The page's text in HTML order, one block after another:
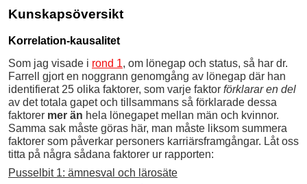
Kunskapsöversikt
Korrelation-kausalitet
Som jag visade i rond 1, om lönegap och status, så har dr.
Farrell gjort en noggrann genomgång av lönegap där han
identifierat 25 olika faktorer, som varje faktor förklarar en del
av det totala gapet och tillsammans så förklarade dessa
faktorer mer än hela lönegapet mellan män och kvinnor.
Samma sak måste göras här, man måste liksom summera
faktorer som påverkar personers karriärsframgångar. Låt oss
titta på några sådana faktorer ur rapporten:
Pusselbit 1: ämnesval och lärosäte